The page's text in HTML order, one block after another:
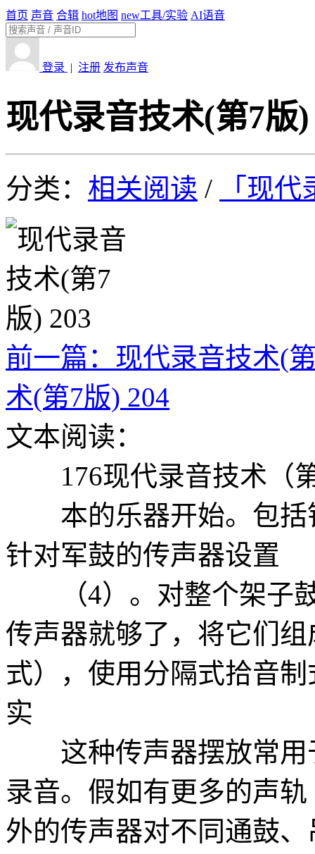
首页 声音 合辑 hot地图 new工具/实验 AI语音
登录 | 注册 发布声音
现代录音技术(第7版)
分类： 相关阅读 / 「现
前一篇：现代录音技术(
术(第7版) 204
文本阅读：
176现代录音技术（
本的乐器开始。包括
针对军鼓的传声器设置
（4）。对整个架子鼓
传声器就够了，将它们组
式），使用分隔式拾音
实
这种传声器摆放常用
录音。假如有更多的声
外的传声器对不同通鼓